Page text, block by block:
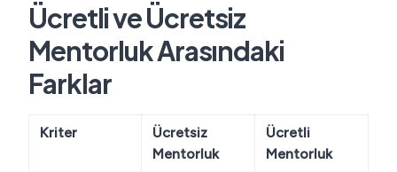
Ücretli ve Ücretsiz
Mentorluk Arasındaki
Farklar
Kriter
Ücretsiz
Mentorluk
Ücretli
Mentorluk